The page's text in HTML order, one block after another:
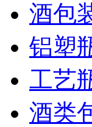
酒包
铝塑
工艺
酒类